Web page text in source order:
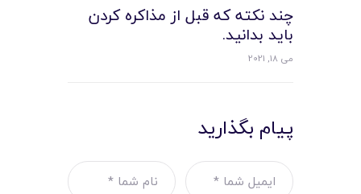
چند نکته که قبل از مذاکره کردن
بايد بدانيد.
می 18, 2021
پیام بگذارید